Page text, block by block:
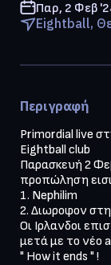
Παρ, 2 Φεβ
Eightball,
Περιγραφή
Primordial live
Eightball club
Παρασκευή 2
προπώληση
1. Nephilim
2. Διωροφον
Οι Ιρλανδοι
μετά με το νέο
" How it ends " !